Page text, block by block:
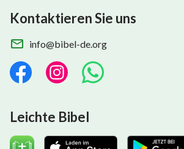
Kontaktieren Sie uns
info@bibel-de.org
Leichte Bibel